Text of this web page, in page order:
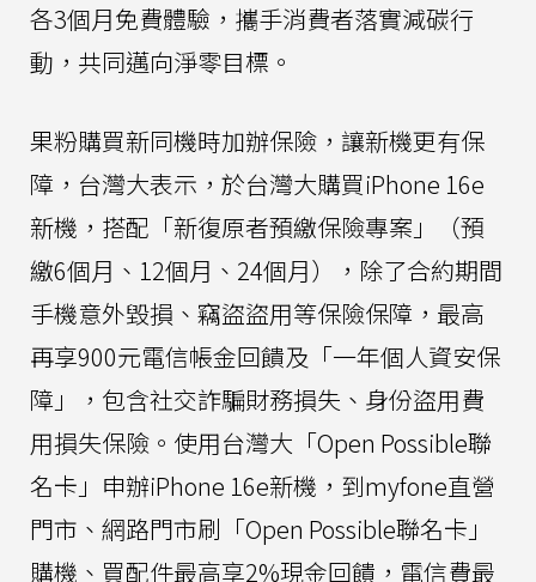
各3個月免費體驗，攜手消費者落實減碳行
動，共同邁向淨零目標。
果粉購買新同機時加辦保險，讓新機更有保
障，台灣大表示，於台灣大購買iPhone 16e
新機，搭配「新復原者預繳保險專案」（預
繳6個月、12個月、24個月），除了合約期間
手機意外毀損、竊盜盜用等保險保障，最高
再享900元電信帳金回饋及「一年個人資安保
障」，包含社交詐騙財務損失、身份盜用費
用損失保險。使用台灣大「Open Possible聯
名卡」申辦iPhone 16e新機，到myfone直營
門市、網路門市刷「Open Possible聯名卡」
購機、買配件最高享2%現金回饋，電信費最